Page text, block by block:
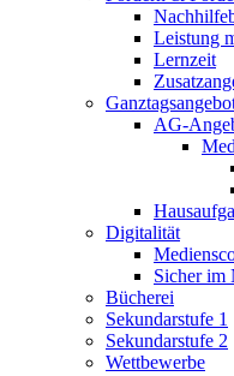
Leistung
Lernzeit
AG-
Digitalität
Sicher im
Bücherei
Sekundarstufe 1
Sekundarstufe 2
Wettbewerbe